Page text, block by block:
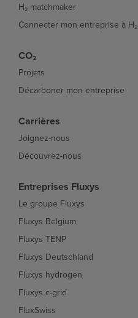
H₂ matchmaker
Connecter mon entreprise à H₂
CO₂
Projets
Décarboner mon entreprise
Carrières
Joignez-nous
Découvrez-nous
Entreprises Fluxys
Le groupe Fluxys
Fluxys Belgium
Fluxys TENP
Fluxys Deutschland
Fluxys hydrogen
Fluxys c-grid
FluxSwiss